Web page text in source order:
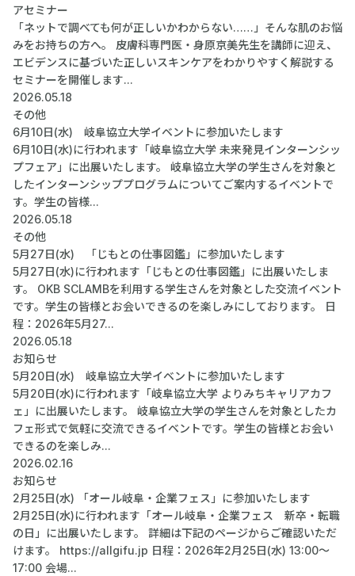
アセミナー
「ネットで調べても何が正しいかわからない……」そんな肌のお悩
みをお持ちの方へ。 皮膚科専門医・身原京美先生を講師に迎え、
エビデンスに基づいた正しいスキンケアをわかりやすく解説する
セミナーを開催します...
2026.05.18
その他
6月10日(水) 岐阜協立大学イベントに参加いたします
6月10日(水)に行われます「岐阜協立大学 未来発見インターンシッ
プフェア」に出展いたします。 岐阜協立大学の学生さんを対象と
したインターンシッププログラムについてご案内するイベントで
す。学生の皆様...
2026.05.18
その他
5月27日(水) 「じもとの仕事図鑑」に参加いたします
5月27日(水)に行われます「じもとの仕事図鑑」に出展いたしま
す。 OKB SCLAMBを利用する学生さんを対象とした交流イベント
です。学生の皆様とお会いできるのを楽しみにしております。 日
程：2026年5月27...
2026.05.18
お知らせ
5月20日(水) 岐阜協立大学イベントに参加いたします
5月20日(水)に行われます「岐阜協立大学 よりみちキャリアカフ
ェ」に出展いたします。 岐阜協立大学の学生さんを対象としたカ
フェ形式で気軽に交流できるイベントです。学生の皆様とお会い
できるのを楽しみ...
2026.02.16
お知らせ
2月25日(水) 「オール岐阜・企業フェス」に参加いたします
2月25日(水)に行われます「オール岐阜・企業フェス 新卒・転職
の日」に出展いたします。 詳細は下記のページからご確認いただ
けます。 https://allgifu.jp 日程：2026年2月25日(水) 13:00～
17:00 会場...